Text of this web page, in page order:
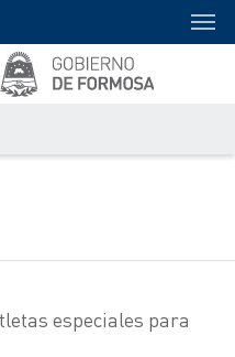
especiales para